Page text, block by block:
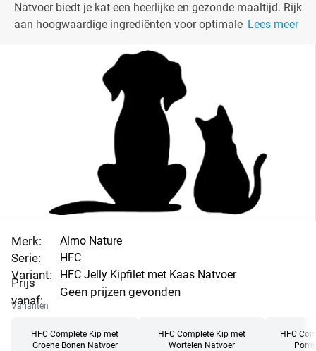
Natvoer biedt je kat een heerlijke en gezonde maaltijd. Rijk
aan hoogwaardige ingrediënten voor optimale voeding.
Lees meer
Merk:
Serie:
Variant:
Prijs
vanaf:
Almo Nature
HFC
HFC Jelly Kipfilet met Kaas Natvoer
Geen prijzen gevonden
Varianten
HFC Complete Kip met
Groene Bonen Natvoer
HFC Complete Kip met
Wortelen Natvoer
HFC